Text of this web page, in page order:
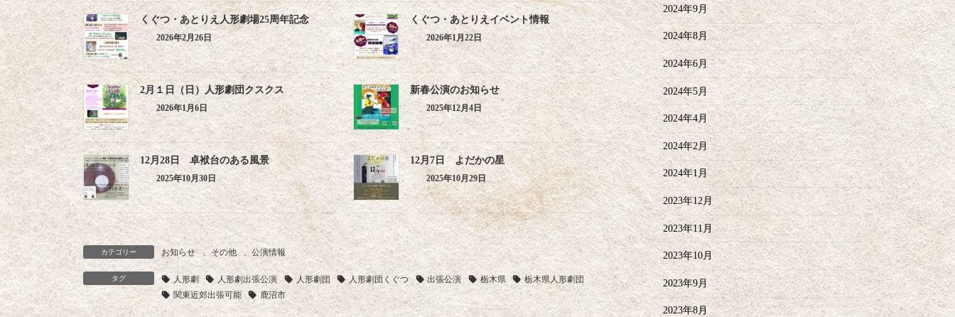
くぐつ・あとりえ人形劇場25周年記念
2026年2月26日
くぐつ・あとりえイベント情報
2026年1月22日
2月１日（日）人形劇団クスクス
2026年1月6日
新春公演のお知らせ
2025年12月4日
12月28日 卓袱台のある風景
2025年10月30日
12月7日 よだかの星
2025年10月29日
カテゴリー お知らせ 、その他 、公演情報
タグ 人形劇 人形劇出張公演 人形劇団 人形劇団くぐつ 出張公演 栃木県
栃木県人形劇団
関東近郊出張可能
鹿沼市
2024年9月
2024年8月
2024年6月
2024年5月
2024年4月
2024年2月
2024年1月
2023年12月
2023年11月
2023年10月
2023年9月
2023年8月